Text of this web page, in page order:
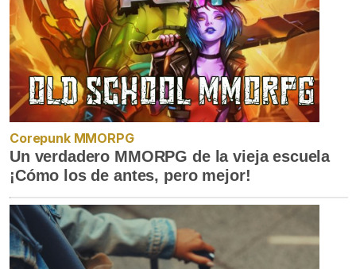
Corepunk MMORPG
Un verdadero MMORPG de la vieja escuela
¡Cómo los de antes, pero mejor!